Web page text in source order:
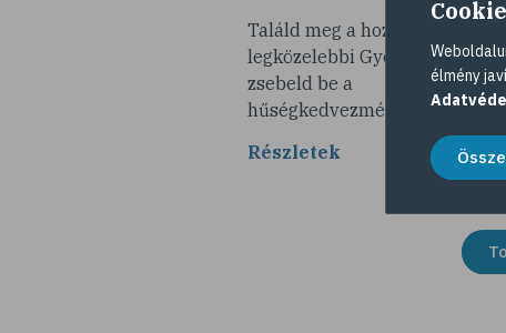
Találd meg a hozzád
legközelebbi Gyöngy Patikát
zsebeld be a
hűségkedvezményeket!
Részletek
élmény